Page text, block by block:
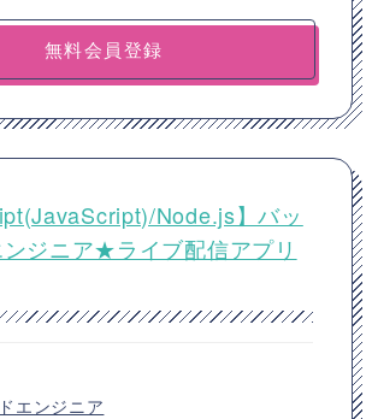
無料会員登録
Node.js】バッ
ジニア★ライブ配信アプリ
エンジニア